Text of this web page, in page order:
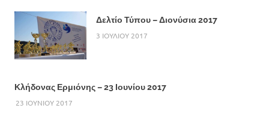
Δελτίο Τύπου – Διονύσια 2017
3 ΙΟΥΛΙΟΥ 2017
Κλήδονας Ερμιόνης – 23 Ιουνίου 2017
23 ΙΟΥΝΙΟΥ 2017